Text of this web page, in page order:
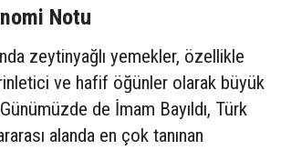
Notu
zeytinyağlı yemekler, özellikle
ve hafif öğünler olarak büyük
de İmam Bayıldı, Türk
alanda en çok tanınan